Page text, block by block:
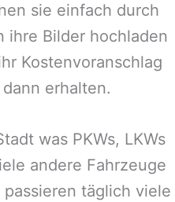
sie einfach durch
ihre Bilder hochladen
Kostenvoranschlag
erhalten.
was PKWs, LKWs
andere Fahrzeuge
täglich viele